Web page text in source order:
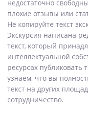
недостаточно
плохие отзывы или
Не копируйте текст
Экскурсия написана
текст, который
интеллектуальной
ресурсах публиковать
узнаем, что вы
текст на других
сотрудничество.